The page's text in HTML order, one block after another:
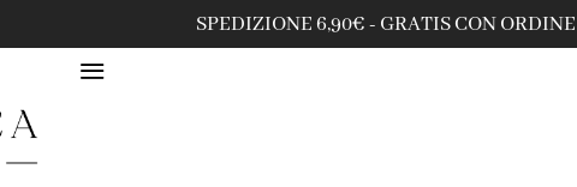
SPEDIZIONE 6,90€ - GRATIS CON